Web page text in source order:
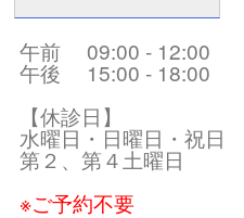
午前 09:00 - 12:00
午後 15:00 - 18:00
【休診日】
水曜日・日曜日・祝日
第２、第４土曜日
※ご予約不要